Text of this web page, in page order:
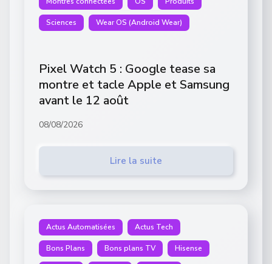
Sciences Wear OS (Android Wear)
Pixel Watch 5 : Google tease sa
montre et tacle Apple et Samsung
avant le 12 août
08/08/2026
Lire la suite
Actus Automatisées Actus Tech
Bons Plans Bons plans TV Hisense